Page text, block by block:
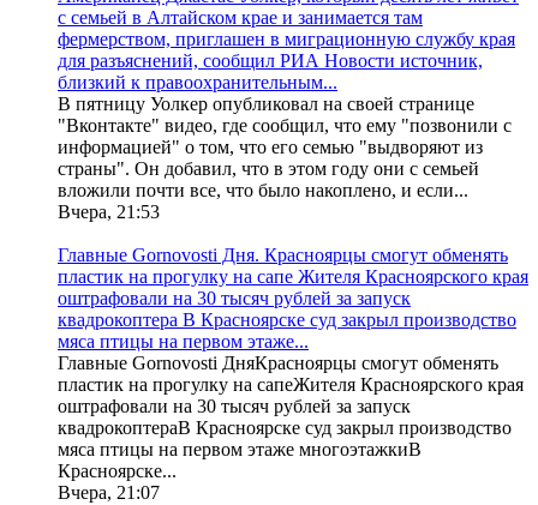
с семьей в Алтайском крае и занимается там
фермерством, приглашен в миграционную службу края
для разъяснений, сообщил РИА Новости источник,
близкий к правоохранительным...
В пятницу Уолкер опубликовал на своей странице
"Вконтакте" видео, где сообщил, что ему "позвонили с
информацией" о том, что его семью "выдворяют из
страны". Он добавил, что в этом году они с семьей
вложили почти все, что было накоплено, и если...
Вчера, 21:53
Главные Gornovosti Дня. Красноярцы смогут обменять
пластик на прогулку на сапе Жителя Красноярского края
оштрафовали на 30 тысяч рублей за запуск
квадрокоптера В Красноярске суд закрыл производство
мяса птицы на первом этаже...
Главные Gornovosti ДняКрасноярцы смогут обменять
пластик на прогулку на сапеЖителя Красноярского края
оштрафовали на 30 тысяч рублей за запуск
квадрокоптераВ Красноярске суд закрыл производство
мяса птицы на первом этаже многоэтажкиВ
Красноярске...
Вчера, 21:07